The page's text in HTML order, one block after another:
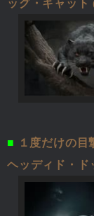
ッグ・キャット
■
１度だけの目
ヘッディド・ド